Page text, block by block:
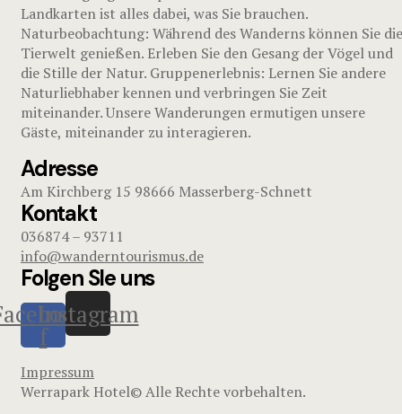
Landkarten ist alles dabei, was Sie brauchen.
Naturbeobachtung: Während des Wanderns können Sie die
Tierwelt genießen. Erleben Sie den Gesang der Vögel und
die Stille der Natur. Gruppenerlebnis: Lernen Sie andere
Naturliebhaber kennen und verbringen Sie Zeit
miteinander. Unsere Wanderungen ermutigen unsere
Gäste, miteinander zu interagieren.
Adresse
Am Kirchberg 15 98666 Masserberg-Schnett
Kontakt
036874 – 93711
info@wanderntourismus.de
Folgen SIe uns
f
Instagram
Impressum
Werrapark Hotel© Alle Rechte vorbehalten.